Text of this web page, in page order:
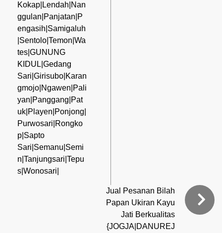
Kokap|Lendah|Nan
ggulan|Panjatan|P
engasih|Samigaluh
|Sentolo|Temon|Wa
tes|GUNUNG
KIDUL|Gedang
Sari|Girisubo|Karan
gmojo|Ngawen|Pali
yan|Panggang|Pat
uk|Playen|Ponjong|
Purwosari|Rongko
p|Sapto
Sari|Semanu|Semi
n|Tanjungsari|Tepu
s|Wonosari|
Jual Pesanan Bilah
Papan Ukiran Kayu
Jati Berkualitas
{JOGJA|DANUREJ